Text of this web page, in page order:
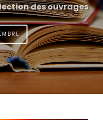
des ouvrages